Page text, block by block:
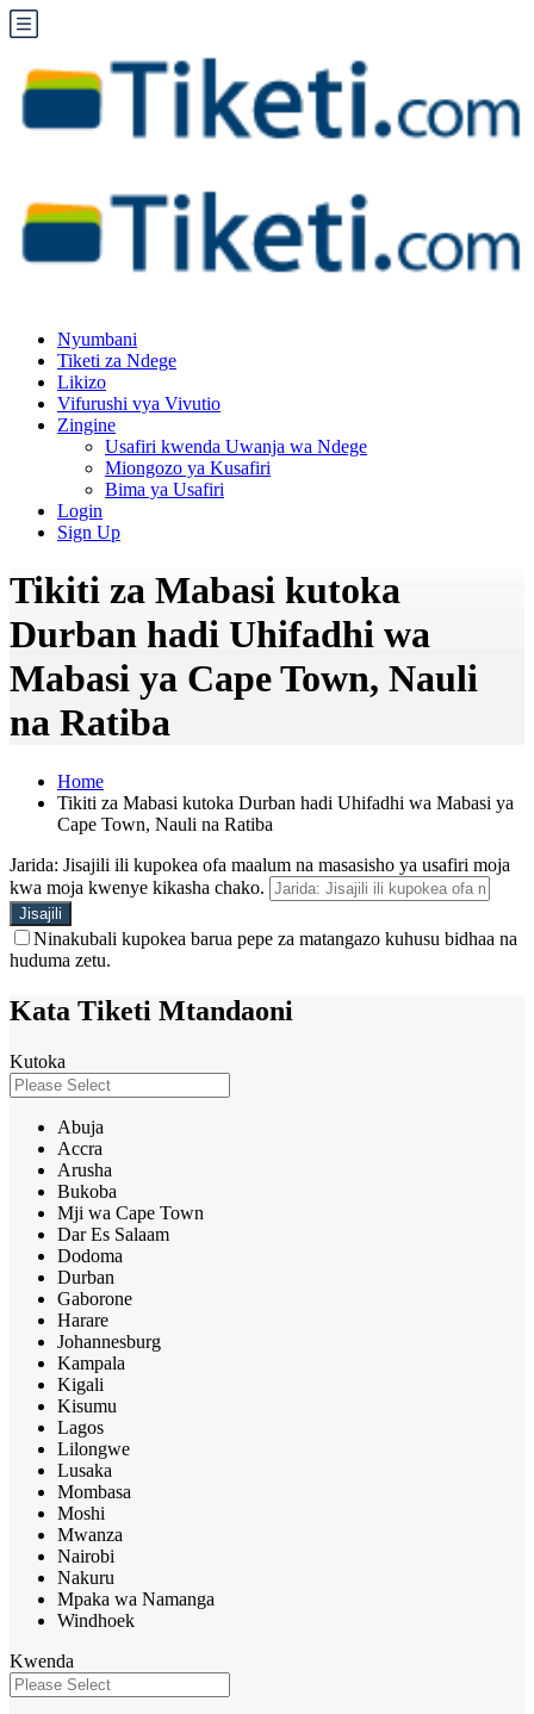
Nyumbani
Tiketi za Ndege
Likizo
Vifurushi vya Vivutio
Zingine
Usafiri kwenda Uwanja wa Ndege
Miongozo ya Kusafiri
Bima ya Usafiri
Login
Sign Up
Tikiti za Mabasi kutoka
Durban hadi Uhifadhi wa
Mabasi ya Cape Town, Nauli
na Ratiba
Home
Tikiti za Mabasi kutoka Durban hadi Uhifadhi wa Mabasi ya
Cape Town, Nauli na Ratiba
Jarida: Jisajili ili kupokea ofa maalum na masasisho ya usafiri moja
kwa moja kwenye kikasha chako.
Ninakubali kupokea barua pepe za matangazo kuhusu bidhaa na
huduma zetu.
Kata Tiketi Mtandaoni
Kutoka
Abuja
Accra
Arusha
Bukoba
Mji wa Cape Town
Dar Es Salaam
Dodoma
Durban
Gaborone
Harare
Johannesburg
Kampala
Kigali
Kisumu
Lagos
Lilongwe
Lusaka
Mombasa
Moshi
Mwanza
Nairobi
Nakuru
Mpaka wa Namanga
Windhoek
Kwenda